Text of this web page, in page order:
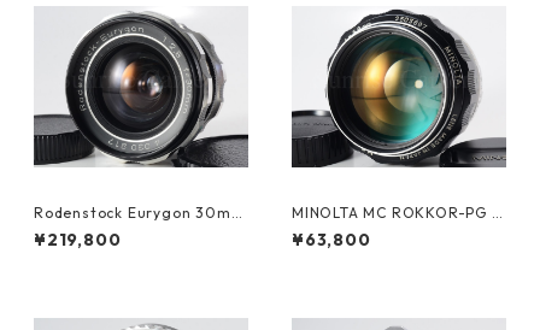
Rodenstock Eurygon 30mm
F2.8 M42 ローデンストック
(23626)
¥219,800
MINOLTA MC ROKKOR-PG 5
8mm F1.2 整備済ミノルタ（61
200）
¥63,800